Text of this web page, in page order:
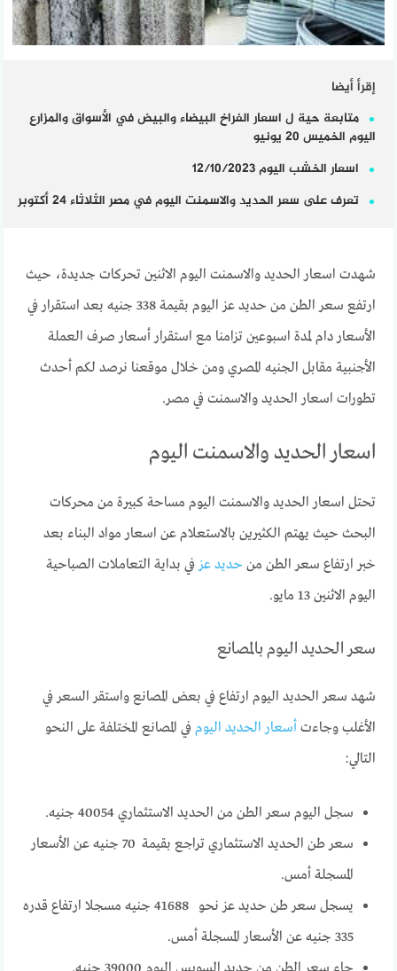
إقرأ أيضا
متابعة حية ل اسعار الفراخ البيضاء والبيض في الأسواق والمزارع
اليوم الخميس 20 يونيو
اسعار الخشب اليوم 12/10/2023
تعرف على سعر الحديد والاسمنت اليوم في مصر الثلاثاء 24 أكتوبر
شهدت اسعار الحديد والاسمنت اليوم الاثنين تحركات جديدة، حيث
ارتفع سعر الطن من حديد عز اليوم بقيمة 338 جنيه بعد استقرار في
الأسعار دام لمدة اسبوعين تزامنا مع استقرار أسعار صرف العملة
الأجنبية مقابل الجنيه المصري ومن خلال موقعنا نرصد لكم أحدث
تطورات اسعار الحديد والاسمنت في مصر.
اسعار الحديد والاسمنت اليوم
تحتل اسعار الحديد والاسمنت اليوم مساحة كبيرة من محركات
البحث حيث يهتم الكثيرين بالاستعلام عن اسعار مواد البناء بعد
خبر ارتفاع سعر الطن من حديد عز في بداية التعاملات الصباحية
اليوم الاثنين 13 مايو.
سعر الحديد اليوم بالمصانع
شهد سعر الحديد اليوم ارتفاع في بعض المصانع واستقر السعر في
الأغلب وجاءت أسعار الحديد اليوم في المصانع المختلفة على النحو
التالي:
سجل اليوم سعر الطن من الحديد الاستثماري 40054 جنيه.
سعر طن الحديد الاستثماري تراجع بقيمة 70 جنيه عن الأسعار
المسجلة أمس.
يسجل سعر طن حديد عز نحو 41688 جنيه مسجلا ارتفاع قدره
335 جنيه عن الأسعار المسجلة أمس.